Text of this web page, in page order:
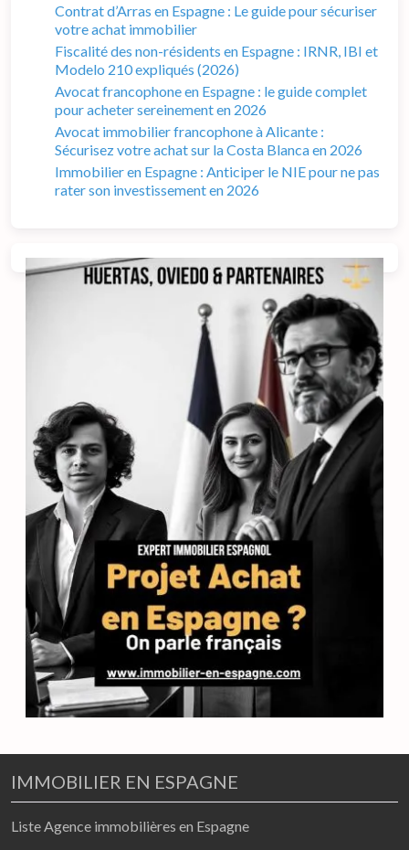
Contrat d’Arras en Espagne : Le guide pour sécuriser
votre achat immobilier
Fiscalité des non-résidents en Espagne : IRNR, IBI et
Modelo 210 expliqués (2026)
Avocat francophone en Espagne : le guide complet
pour acheter sereinement en 2026
Avocat immobilier francophone à Alicante :
Sécurisez votre achat sur la Costa Blanca en 2026
Immobilier en Espagne : Anticiper le NIE pour ne pas
rater son investissement en 2026
IMMOBILIER EN ESPAGNE
Liste Agence immobilières en Espagne